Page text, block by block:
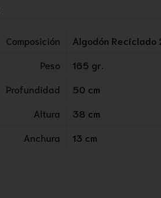
Composición
Algodón Reciclado
Peso
165 gr.
Profundidad
50 cm
Altura
38 cm
Anchura
13 cm